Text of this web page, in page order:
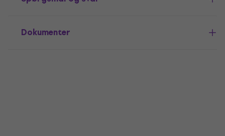
Dokumenter